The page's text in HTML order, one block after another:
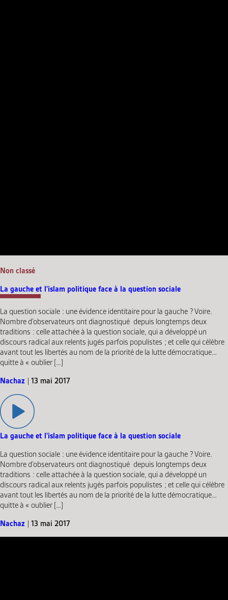
Non classé
La gauche et l'islam politique face à la question sociale
La question sociale : une évidence identitaire pour la gauche ? Voire.
Nombre d’observateurs ont diagnostiqué depuis longtemps deux
traditions : celle attachée à la question sociale, qui a développé un
discours radical aux relents jugés parfois populistes ; et celle qui célèbre
avant tout les libertés au nom de la priorité de la lutte démocratique…
quitte à « oublier […]
Nachaz | 13 mai 2017
La gauche et l'islam politique face à la question sociale
La question sociale : une évidence identitaire pour la gauche ? Voire.
Nombre d’observateurs ont diagnostiqué depuis longtemps deux
traditions : celle attachée à la question sociale, qui a développé un
discours radical aux relents jugés parfois populistes ; et celle qui célèbre
avant tout les libertés au nom de la priorité de la lutte démocratique…
quitte à « oublier […]
Nachaz | 13 mai 2017